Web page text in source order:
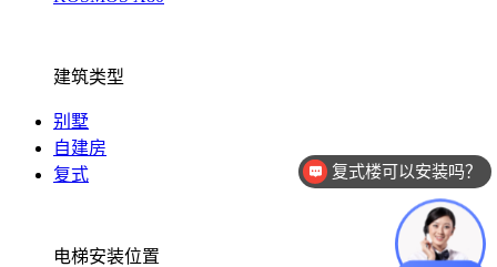
建筑类型
别墅
自建房
复式
电梯安装位置
复式楼可以安装吗？